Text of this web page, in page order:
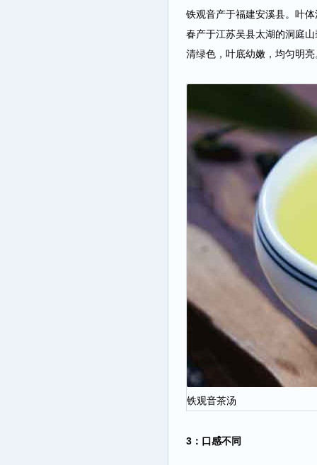
铁观音产于福建安溪县。叶
春产于江苏吴县太湖的洞庭
清绿色，叶底幼嫩，均匀明
铁观音茶汤
3：口感不同